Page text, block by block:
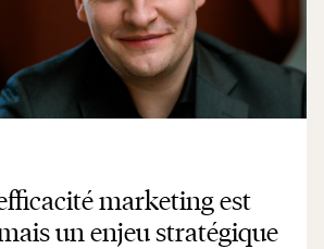
marketing est
un enjeu stratégique